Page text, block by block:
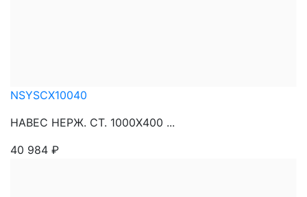
NSYSCX10040
НАВЕС НЕРЖ. СТ. 1000Х400 ...
40 984 ₽